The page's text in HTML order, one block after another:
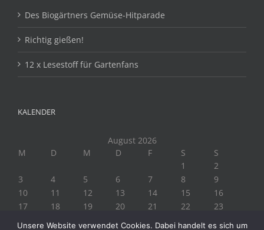
Des Biogärtners Gemüse-Hitparade
Richtig gießen!
12 x Lesestoff für Gartenfans
KALENDER
August 2026
M
D M D F S
S
1
2
3
4 5 6 7 8
9
10
11 12 13 14 15
16
17
18 19 20 21 22
23
Unsere Website verwendet Cookies. Dabei handelt es sich um